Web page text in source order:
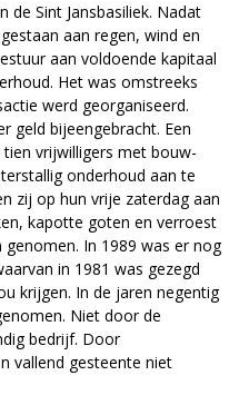
de Sint Jansbasiliek. Nadat
aan regen, wind en
aan voldoende kapitaal
Het was omstreeks
werd georganiseerd.
geld bijeengebracht. Een
vrijwilligers met bouw-
onderhoud aan te
zij op hun vrije zaterdag aan
kapotte goten en verroest
In 1989 was er nog
in 1981 was gezegd
krijgen. In de jaren negentig
Niet door de
bedrijf. Door
vallend gesteente niet